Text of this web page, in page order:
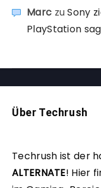
Marc zuSony
PlayStation
Über Techrush
Techrush ist der
ALTERNATE! Hier